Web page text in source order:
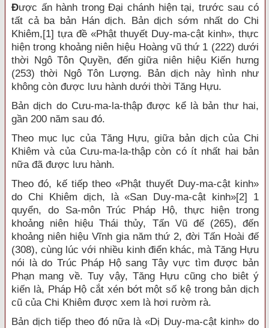
Được ấn hành trong Đại chánh hiện tại, trước sau có
tất cả ba bản Hán dịch. Bản dịch sớm nhất do Chi
Khiêm,[1] tựa đề «Phật thuyết Duy-ma-cật kinh», thực
hiện trong khoảng niên hiệu Hoàng vũ thứ 1 (222) dưới
thời Ngô Tôn Quyền, đến giữa niên hiệu Kiến hưng
(253) thời Ngô Tôn Lượng. Bản dịch này hình như
không còn được lưu hành dưới thời Tăng Hựu.
Bản dịch do Cưu-ma-la-thập được kể là bản thư hai,
gần 200 năm sau đó.
Theo mục lục của Tăng Hựu, giữa bản dịch của Chi
Khiêm và của Cưu-ma-la-thập còn có ít nhất hai bản
nữa đã được lưu hành.
Theo đó, kế tiếp theo «Phật thuyết Duy-ma-cật kinh»
do Chi Khiêm dịch, là «San Duy-ma-cật kinh»[2]
1
quyển, do Sa-môn Trúc Pháp Hộ, thực hiện trong
khoảng niên hiệu Thái thủy, Tấn Vũ đế (265), đến
khoảng niên hiệu Vĩnh gia năm thứ 2, đời Tấn Hoài đế
(308), cùng lúc với nhiều kinh điển khác, mà Tăng Hựu
nói là do Trúc Pháp Hộ sang Tây vực tìm được bản
Phạn mang về. Tuy vậy, Tăng Hựu cũng cho biêt ý
kiến là, Pháp Hộ cắt xén bớt một số kệ trong bản dịch
cũ của Chi Khiêm được xem là hơi rườm rà.
Bản dịch tiếp theo đó nữa là «Dị Duy-ma-cật kinh» do